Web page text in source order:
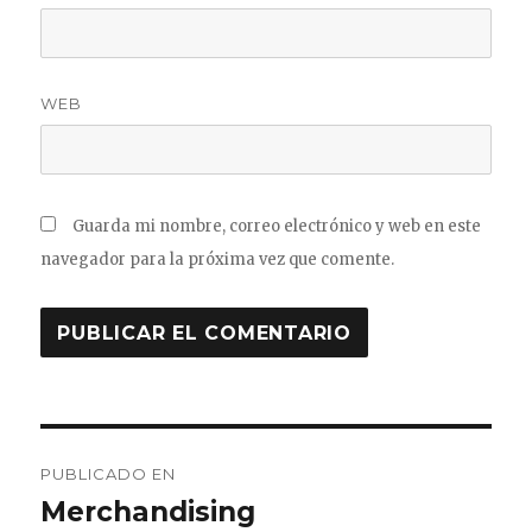
WEB
Guarda mi nombre, correo electrónico y web en este
navegador para la próxima vez que comente.
de
PUBLICADO EN
Merchandising